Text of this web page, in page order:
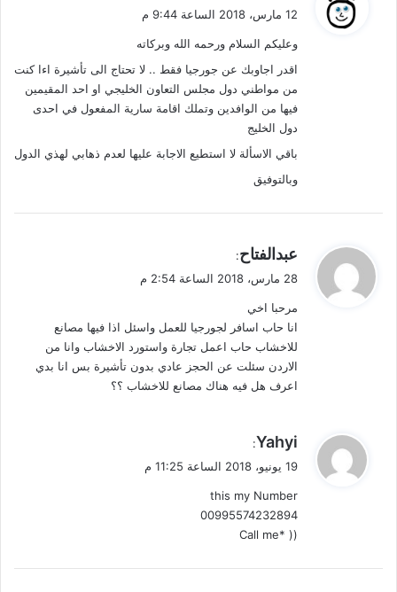
ل
12 مارس، 2018 الساعة 9:44 م
وعليكم السلام ورحمه الله وبركاته
اقدر اجاوبك عن جورجيا فقط .. لا تحتاج الى تأشيرة اءا كنت
من مواطني دول مجلس التعاون الخليجي او احد المقيمين
فيها من الوافدين وتملك اقامة سارية المفعول في احدى
دول الخليج
باقي الاسألة لا استطيع الاجابة عليها لعدم ذهابي لهذي الدول
وبالتوفيق
ي
ل
عبدالفتاح:
28 مارس، 2018 الساعة 2:54 م
مرحبا اخي
انا حاب اسافر لجورجيا للعمل واسئل اذا فيها مصانع
للاخشاب حاب اعمل تجارة واستورد الاخشاب وانا من
الاردن سئلت عن الحجز عادي بدون تأشيرة بس انا بدي
اعرف هل فيه هناك مصانع للاخشاب ؟؟
ي
ل
Yahyi
:
19 يونيو، 2018 الساعة 11:25 م
this my Number
00995574232894
(( *Call me